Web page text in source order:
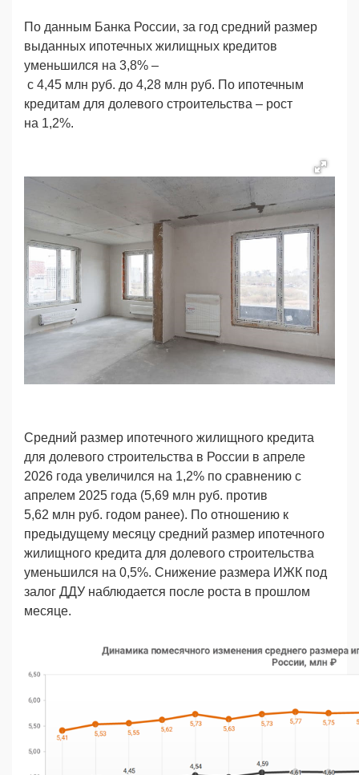
По данным Банка России, за год средний размер
выданных ипотечных жилищных кредитов
уменьшился на 3,8% –
c 4,45 млн руб. до 4,28 млн руб. По ипотечным
кредитам для долевого строительства – рост
на 1,2%.
Средний размер ипотечного жилищного кредита
для долевого строительства в России в апреле
2026 года увеличился на 1,2% по сравнению с
апрелем 2025 года (5,69 млн руб. против
5,62 млн руб. годом ранее). По отношению к
предыдущему месяцу средний размер ипотечного
жилищного кредита для долевого строительства
уменьшился на 0,5%. Снижение размера ИЖК под
залог ДДУ наблюдается после роста в прошлом
месяце.